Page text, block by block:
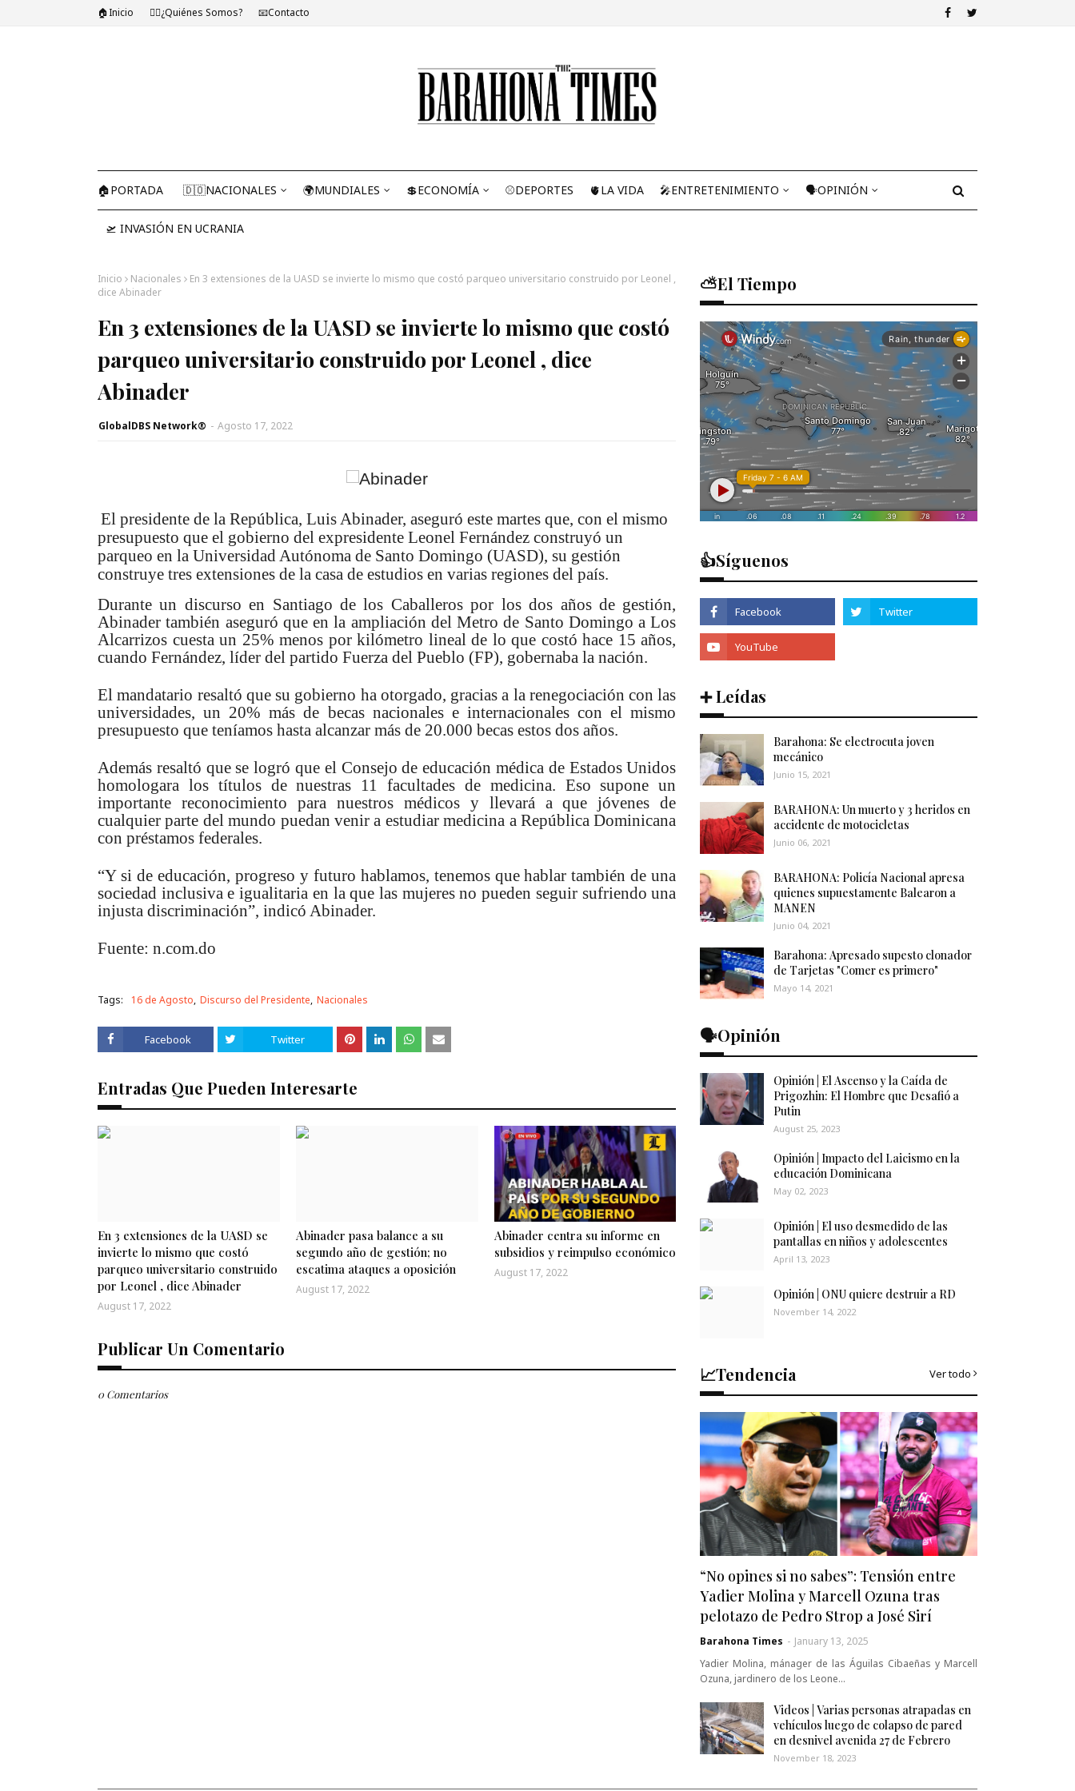
🏠Inicio 🤷‍♂️¿Quiénes Somos? 📧Contacto
🏠PORTADA 🇩🇴NACIONALES 🌍MUNDIALES 💲ECONOMÍA ⚾DEPORTES 🫀LA VIDA 🎤ENTRETENIMIENTO 🗣OPINIÓN
🛫 INVASIÓN EN UCRANIA
Inicio Nacionales
En 3 extensiones de la UASD se invierte lo mismo que costó parqueo universitario construido por Leonel ,
dice Abinader
En 3 extensiones de la UASD se invierte lo mismo que costó
parqueo universitario construido por Leonel , dice
Abinader
GlobalDBS Network® - Agosto 17, 2022
El presidente de la República, Luis Abinader, aseguró este martes que, con el mismo
presupuesto que el gobierno del expresidente Leonel Fernández construyó un
parqueo en la Universidad Autónoma de Santo Domingo (UASD), su gestión
construye tres extensiones de la casa de estudios en varias regiones del país.
Durante un discurso en Santiago de los Caballeros por los dos años de gestión,
Abinader también aseguró que en la ampliación del Metro de Santo Domingo a Los
Alcarrizos cuesta un 25% menos por kilómetro lineal de lo que costó hace 15 años,
cuando Fernández, líder del partido Fuerza del Pueblo (FP), gobernaba la nación.
El mandatario resaltó que su gobierno ha otorgado, gracias a la renegociación con las
universidades, un 20% más de becas nacionales e internacionales con el mismo
presupuesto que teníamos hasta alcanzar más de 20.000 becas estos dos años.
Además resaltó que se logró que el Consejo de educación médica de Estados Unidos
homologara los títulos de nuestras 11 facultades de medicina. Eso supone un
importante reconocimiento para nuestros médicos y llevará a que jóvenes de
cualquier parte del mundo puedan venir a estudiar medicina a República Dominicana
con préstamos federales.
“Y si de educación, progreso y futuro hablamos, tenemos que hablar también de una
sociedad inclusiva e igualitaria en la que las mujeres no pueden seguir sufriendo una
injusta discriminación”, indicó Abinader.
Fuente: n.com.do
Tags: 16 de Agosto Discurso del Presidente Nacionales
Facebook Twitter
Entradas Que Pueden Interesarte
En 3 extensiones de la UASD se
invierte lo mismo que costó
parqueo universitario construido
por Leonel , dice Abinader
August 17, 2022
Abinader pasa balance a su
segundo año de gestión; no
escatima ataques a oposición
August 17, 2022
Abinader centra su informe en
subsidios y reimpulso económico
August 17, 2022
Publicar Un Comentario
0 Comentarios
⛅El Tiempo
👍Síguenos
➕ Leídas
Barahona: Se electrocuta joven
mecánico
Junio 15, 2021
BARAHONA: Un muerto y 3 heridos en
accidente de motocicletas
Junio 06, 2021
BARAHONA: Policía Nacional apresa
quienes supuestamente Balearon a
MANEN
Junio 04, 2021
Barahona: Apresado supesto clonador
de Tarjetas "Comer es primero"
Mayo 14, 2021
🗣️Opinión
Opinión | El Ascenso y la Caída de
Prigozhin: El Hombre que Desafió a
Putin
August 25, 2023
Opinión | Impacto del Laicismo en la
educación Dominicana
May 02, 2023
Opinión | El uso desmedido de las
pantallas en niños y adolescentes
April 13, 2023
Opinión | ONU quiere destruir a RD
November 14, 2022
📈Tendencia Ver todo
“No opines si no sabes”: Tensión entre
Yadier Molina y Marcell Ozuna tras
pelotazo de Pedro Strop a José Sirí
Barahona Times - January 13, 2025
Yadier Molina, mánager de las Águilas Cibaeñas y Marcell
Ozuna, jardinero de los Leone…
Videos | Varias personas atrapadas en
vehículos luego de colapso de pared
en desnivel avenida 27 de Febrero
November 18, 2023